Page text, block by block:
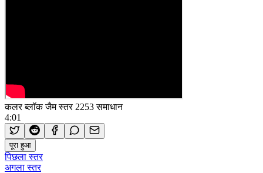
कलर ब्लॉक जैम स्तर 2253 समाधान
4:01
पूरा हुआ
पिछला स्तर
अगला स्तर